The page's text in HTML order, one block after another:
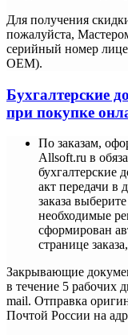
Для получения
пожалуйста,
серийный номер
ОЕМ).
Бухгалтерские
при покупке
По заказам,
Allsoft.ru в
бухгалтерские
акт передачи в
заказа
необходимые
сформирован
странице
Закрывающие
в течение 5 рабочих
mail. Отправка
Почтой России на